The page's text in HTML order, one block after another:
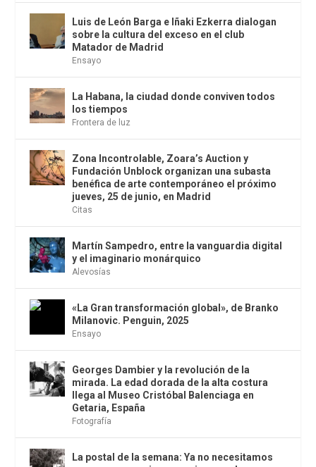
Luis de León Barga e Iñaki Ezkerra dialogan
sobre la cultura del exceso en el club
Matador de Madrid
Ensayo
La Habana, la ciudad donde conviven todos
los tiempos
Frontera de luz
Zona Incontrolable, Zoara’s Auction y
Fundación Unblock organizan una subasta
benéfica de arte contemporáneo el próximo
jueves, 25 de junio, en Madrid
Citas
Martín Sampedro, entre la vanguardia digital
y el imaginario monárquico
Alevosías
«La Gran transformación global», de Branko
Milanovic. Penguin, 2025
Ensayo
Georges Dambier y la revolución de la
mirada. La edad dorada de la alta costura
llega al Museo Cristóbal Balenciaga en
Getaria, España
Fotografía
La postal de la semana: Ya no necesitamos